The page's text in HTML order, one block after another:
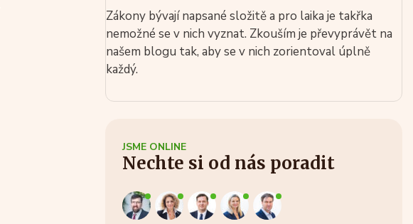
Zákony bývají napsané složitě a pro laika je takřka
nemožné se v nich vyznat. Zkouším je převyprávět na
našem blogu tak, aby se v nich zorientoval úplně
každý.
JSME ONLINE
Nechte si od nás poradit